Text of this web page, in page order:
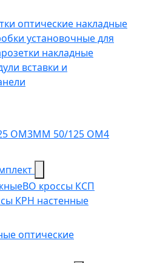
оптические накладные
установочные для
розетки накладные
вставки и
OM3MM 50/125 OM4
ВО кроссы КСП
КРН настенные
оптические